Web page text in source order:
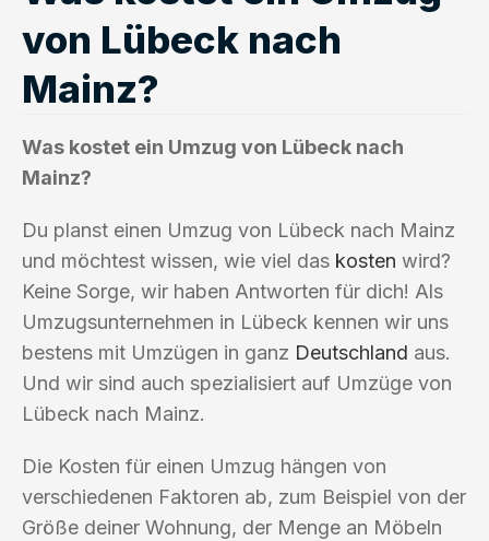
von Lübeck nach
Mainz?
Was kostet ein Umzug von Lübeck nach
Mainz?
Du planst einen Umzug von Lübeck nach Mainz
und möchtest wissen, wie viel das kosten wird?
Keine Sorge, wir haben Antworten für dich! Als
Umzugsunternehmen in Lübeck kennen wir uns
bestens mit Umzügen in ganz Deutschland aus.
Und wir sind auch spezialisiert auf Umzüge von
Lübeck nach Mainz.
Die Kosten für einen Umzug hängen von
verschiedenen Faktoren ab, zum Beispiel von der
Größe deiner Wohnung, der Menge an Möbeln